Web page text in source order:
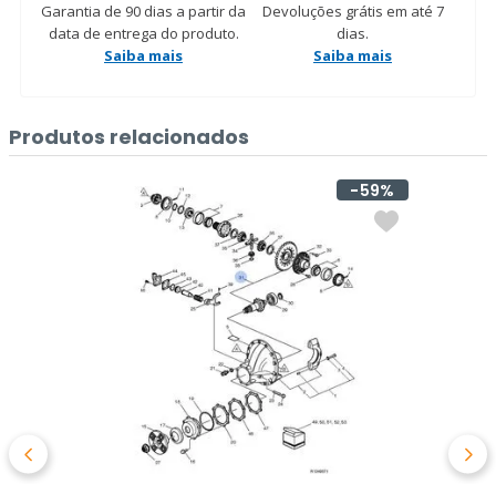
Garantia de 90 dias a partir da
data de entrega do produto.
Saiba mais
Devoluções grátis em até 7
dias.
Saiba mais
Produtos relacionados
59%